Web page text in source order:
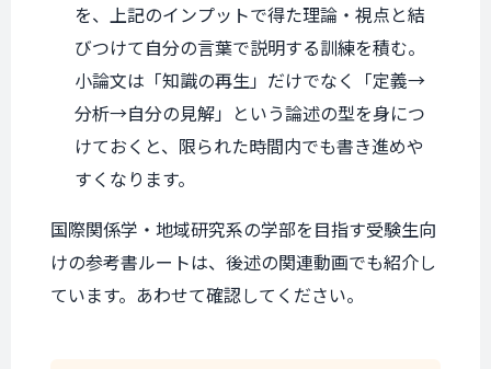
を、上記のインプットで得た理論・視点と結
びつけて自分の言葉で説明する訓練を積む。
小論文は「知識の再生」だけでなく「定義→
分析→自分の見解」という論述の型を身につ
けておくと、限られた時間内でも書き進めや
すくなります。
国際関係学・地域研究系の学部を目指す受験生向
けの参考書ルートは、後述の関連動画でも紹介し
ています。あわせて確認してください。